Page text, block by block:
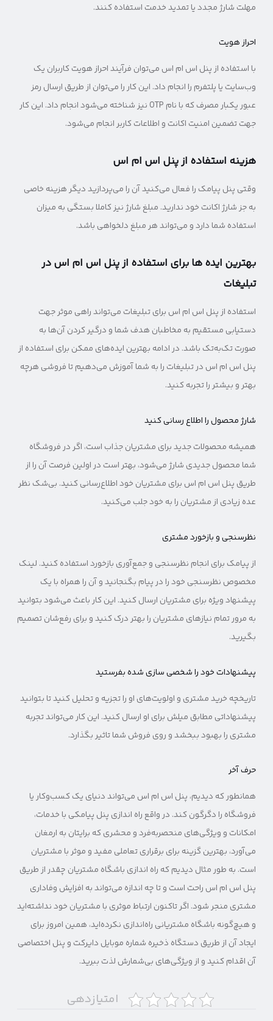
مهلت شارژ مجدد یا تمدید خدمت استفاده کنند.
احراز هویت
با استفاده از پنل اس ام اس می‌توان فرآیند احراز هویت کاربران یک
وب‌سایت یا پلتفرم را انجام داد. این کار را می‌توان از طریق ارسال رمز
عبور یکبار مصرف که با نام ‌OTP نیز شناخته می‌شود انجام داد. این کار
جهت تضمین امنیت اکانت و اطلاعات کاربر انجام می‌شود.
هزینه استفاده از پنل اس ام اس
وقتی پنل پیامک را فعال می‌کنید آن را می‌پردازید دیگر هزینه خاصی
به جز شارژ اکانت خود ندارید. مبلغ شارژ نیز کاملا بستگی به میزان
استفاده شما دارد و می‌تواند هر مبلغ دلخواهی باشد.
بهترین ایده ها برای استفاده از پنل اس ام اس در
تبلیغات
استفاده از پنل اس ام اس برای تبلیغات می‌تواند راهی موثر جهت
دستیابی مستقیم به مخاطبان هدف شما و درگیر کردن آن‌ها به
صورت تک‌به‌تک باشد. در ادامه بهترین ایده‌های ممکن برای استفاده از
پنل اس ام اس در تبلیغات را به شما آموزش می‌دهیم تا فروشی هرچه
بهتر و بیشتر را تجربه کنید.
شارژ محصول را اطلاع رسانی کنید
همیشه محصولات جدید برای مشتریان جذاب است، اگر در فروشگاه
شما محصول جدیدی شارژ می‌شود، بهتر است در اولین فرصت آن را از
طریق پنل اس ام اس برای مشتریان خود اطلاع‌رسانی کنید. بی‌شک نظر
عده زیادی از مشتریان را به خود جلب می‌کنید.
نظرسنجی و بازخورد مشتری
از پیامک برای انجام نظرسنجی و جمع‌آوری بازخورد استفاده کنید. لینک
مخصوص نظرسنجی خود را در پیام بگنجانید و آن را همراه با یک
پیشنهاد ویژه برای مشتریان ارسال کنید. این کار باعث می‌شود بتوانید
به مرور تمام نیازهای مشتریان را بهتر درک کنید و برای رفع‌شان تصمیم
بگیرید.
پیشنهادات خود را شخصی سازی شده بفرستید
تاریخچه خرید مشتری و اولویت‌های او را تجزیه و تحلیل کنید تا بتوانید
پیشنهاداتی مطابق میلش برای او ارسال کنید. این کار می‌تواند تجربه
مشتری را بهبود ببخشد و روی فروش شما تاثیر بگذارد.
حرف آخر
همانطور که دیدیم، پنل اس ام اس می‌تواند دنیای یک کسب‌وکار یا
فروشگاه را دگرگون کند. در واقع راه اندازی پنل پیامکی با خدمات،
امکانات و ویژگی‌های منحصربه‌فرد و محشری که برایتان به ارمغان
می‌آورد، بهترین گزینه برای برقراری تعاملی مفید و موثر با مشتریان
است. به طور مثال دیدیم که راه اندازی باشگاه مشتریان چقدر از طریق
پنل اس ام اس راحت است و تا چه اندازه می‌تواند به افزایش وفاداری
مشتری منجر شود. اگر تاکنون ارتباط موثری با مشتریان خود نداشته‌اید
و هیچ‌گونه باشگاه مشتریانی راه‌اندازی نکرده‌اید، همین امروز برای
ایجاد آن از طریق دستگاه ذخیره شماره موبایل دایرکت و پنل اختصاصی
آن اقدام کنید و از ویژگی‌های بی‌شمارش لذت ببرید.
امتیازدهی